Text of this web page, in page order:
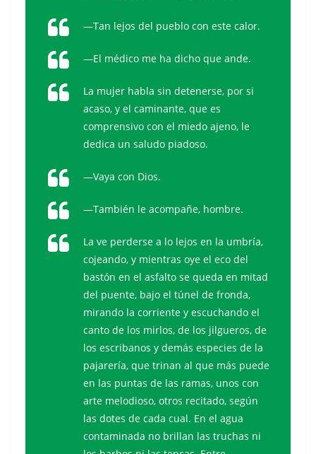
—Tan lejos del pueblo con este calor.
—El médico me ha dicho que ande.
La mujer habla sin detenerse, por si
acaso, y el caminante, que es
comprensivo con el miedo ajeno, le
dedica un saludo piadoso.
—Vaya con Dios.
—También le acompañe, hombre.
La ve perderse a lo lejos en la umbría,
cojeando, y mientras oye el eco del
bastón en el asfalto se queda en mitad
del puente, bajo el túnel de fronda,
mirando la corriente y escuchando el
canto de los mirlos, de los jilgueros, de
los escribanos y demás especies de la
pajarería, que trinan al que más puede
en las puntas de las ramas, unos con
arte melodioso, otros recitado, según
las dotes de cada cual. En el agua
contaminada no brillan las truchas ni